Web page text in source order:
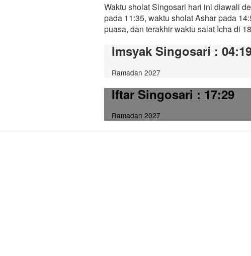
Waktu sholat Singosari hari ini diawali
pada 11:35, waktu sholat Ashar pada
puasa, dan terakhir waktu salat Icha di
Imsyak Singosari :
Ramadan 2027
Iftar Singosari: 17:29
Ramadan 2027